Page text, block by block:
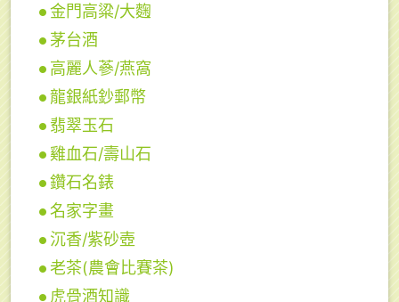
金門高粱/大麴
茅台酒
高麗人蔘/燕窩
龍銀紙鈔郵幣
翡翠玉石
雞血石/壽山石
鑽石名錶
名家字畫
沉香/紫砂壺
老茶(農會比賽茶)
虎骨酒知識